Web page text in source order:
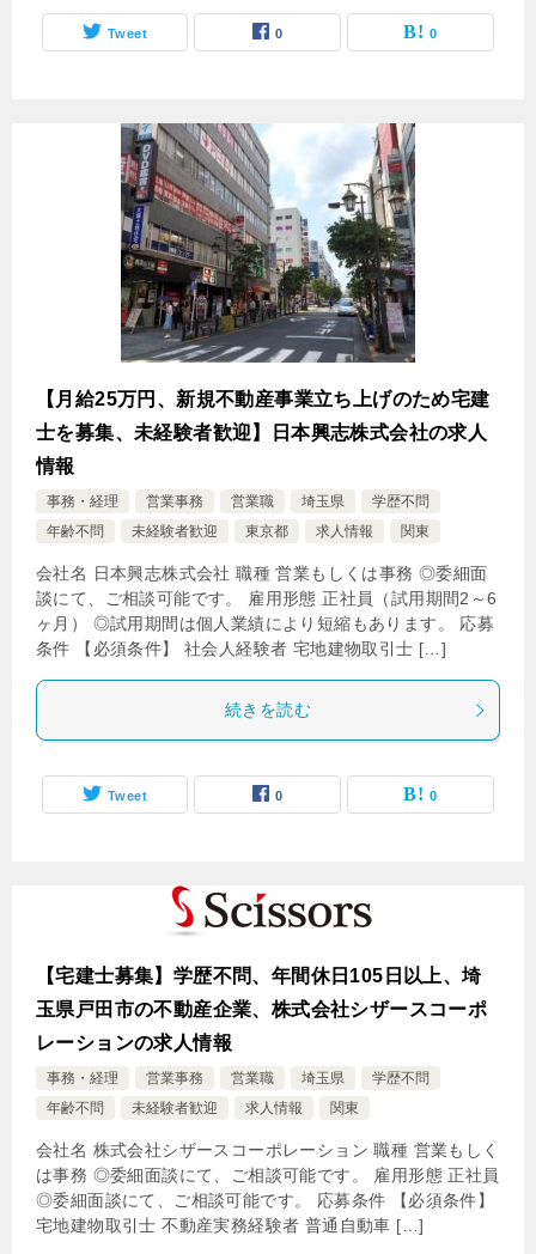
Tweet 0 0
【月給25万円、新規不動産事業立ち上げのため宅建
士を募集、未経験者歓迎】日本興志株式会社の求人
情報
事務・経理 営業事務 営業職 埼玉県
学歴不問
年齢不問
未経験者歓迎 東京都 求人情報 関東
会社名 日本興志株式会社 職種 営業もしくは事務 ◎委細面
談にて、ご相談可能です。 雇用形態 正社員（試用期間2～6
ヶ月） ◎試用期間は個人業績により短縮もあります。 応募
条件 【必須条件】 社会人経験者 宅地建物取引士 […]
続きを読む
Tweet 0 0
【宅建士募集】学歴不問、年間休日105日以上、埼
玉県戸田市の不動産企業、株式会社シザースコーポ
レーションの求人情報
事務・経理 営業事務 営業職 埼玉県
学歴不問
年齢不問
未経験者歓迎 求人情報 関東
会社名 株式会社シザースコーポレーション 職種 営業もしく
は事務 ◎委細面談にて、ご相談可能です。 雇用形態 正社員
◎委細面談にて、ご相談可能です。 応募条件 【必須条件】
宅地建物取引士 不動産実務経験者 普通自動車 […]